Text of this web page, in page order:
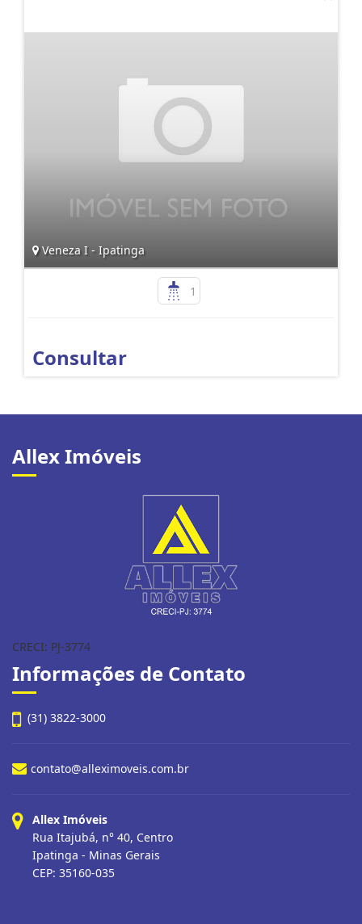
Veneza I - Ipatinga
1
Consultar
Allex Imóveis
CRECI: PJ-3774
Informações de Contato
(31) 3822-3000
contato@alleximoveis.com.br
Allex Imóveis
Rua Itajubá, n° 40, Centro
Ipatinga - Minas Gerais
CEP: 35160-035